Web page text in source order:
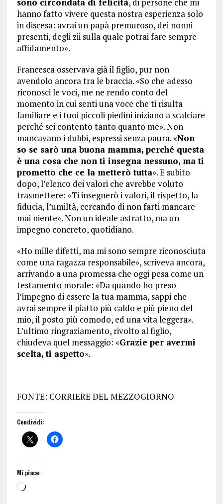
hanno fatto vivere questa nostra esperienza solo
in discesa: avrai un papà premuroso, dei nonni
presenti, degli zii sulla quale potrai fare sempre
affidamento».
Francesca osservava già il figlio, pur non
avendolo ancora tra le braccia. «So che adesso
riconosci le voci, me ne rendo conto del
momento in cui senti una voce che ti risulta
familiare e i tuoi piccoli piedini iniziano a scalciare
perché sei contento tanto quanto me». Non
mancavano i dubbi, espressi senza paura. «Non
so se sarò una buona mamma, perché questa
è una cosa che non ti insegna nessuno, ma ti
prometto che ce la metterò tutta». E subito
dopo, l’elenco dei valori che avrebbe voluto
trasmettere: «Ti insegnerò i valori, il rispetto, la
fiducia, l’umiltà, cercando di non farti mancare
mai niente». Non un ideale astratto, ma un
impegno concreto, quotidiano.
«Ho mille difetti, ma mi sono sempre riconosciuta
come una ragazza responsabile», scriveva ancora,
arrivando a una promessa che oggi pesa come un
testamento morale: «Da quando ho preso
l’impegno di essere la tua mamma, sappi che
avrai sempre il piatto più caldo e più pieno del
mio, il posto più comodo, ed una vita leggera».
L’ultimo ringraziamento, rivolto al figlio,
chiudeva quel messaggio: «Grazie per avermi
scelta, ti aspetto».
FONTE: CORRIERE DEL MEZZOGIORNO
Condividi:
Mi piace: